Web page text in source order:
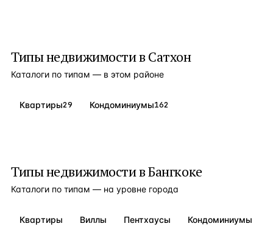
Типы недвижимости в Сатхон
Каталоги по типам — в этом районе
Квартиры29 Кондоминиумы162
Типы недвижимости вБангкоке
Каталоги по типам — на уровне города
Квартиры Виллы Пентхаусы Кондоминиумы